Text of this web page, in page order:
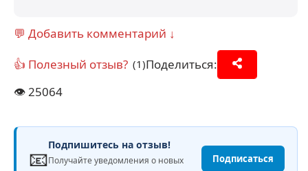
💬 Добавить комментарий ↓
👍 Полезный отзыв? (1)Поделиться:
👁️ 25064
📧
Подпишитесь на отзыв!
Получайте уведомления о новых
Подписаться